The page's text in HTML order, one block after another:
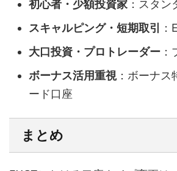
初心者・少額投資家 ：スタン
スキャルピング・短期取引
大口投資・プロトレーダー
ボーナス活用重視：ボーナス
ード口座
まとめ